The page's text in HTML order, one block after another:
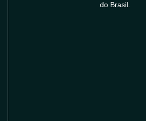
do Brasil.